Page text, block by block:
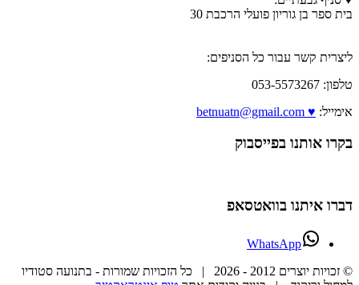
בית ספר בן גוריון פועלי הרכבת 30
ליצרית קשר עבור כל הסניפים:
טלפון: 053-5573267
אימייל: ♥ betnuatn@gmail.com
בקרו אותנו בפייסבוק
דברו איתנו בוואטסאפ
WhatsApp
© זכויות יוצרים 2012 -
2026 | כל הזכויות שמורות - בתנועה סטודיו